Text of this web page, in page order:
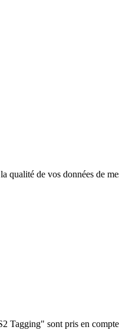
qualité de vos données de
Tagging" sont pris en